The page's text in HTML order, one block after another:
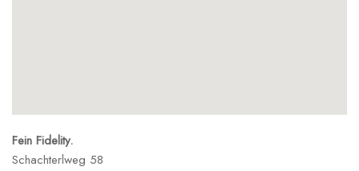
Fein Fidelity.
Schachterlweg 58